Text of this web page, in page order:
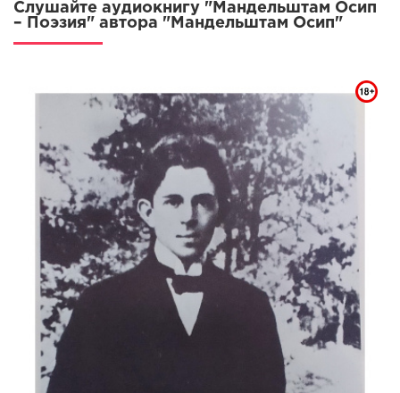
Слушайте аудиокнигу "Мандельштам Осип
– Поэзия" автора "Мандельштам Осип"